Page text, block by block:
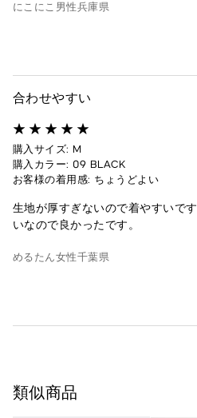
にこにこ 男性兵庫県
合わせやすい
購入サイズ: M
購入カラー: 09 BLACK
お客様の着用感: ちょうどよい
生地が厚すぎないので着やすいで
いなので良かったです。
めるたん女性千葉県
類似商品